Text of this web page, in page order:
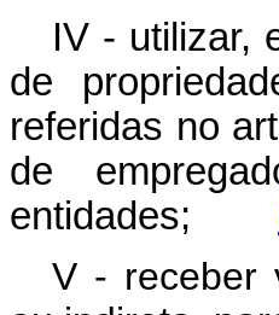
IV - utilizar,
de
referidas no
de
entidades;
V - receber